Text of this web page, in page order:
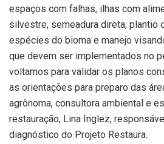
espaços com falhas, ilhas com
silvestre, semeadura direta, plantio
espécies do bioma e manejo
que devem ser implementados no
voltamos para validar os planos
as orientações para preparo das
agrônoma, consultora ambiental e
restauração, Lina Inglez,
diagnóstico do Projeto Restaura.